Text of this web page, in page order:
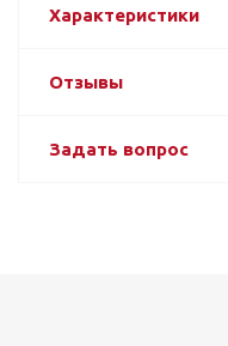
Характеристики
Отзывы
Задать вопрос